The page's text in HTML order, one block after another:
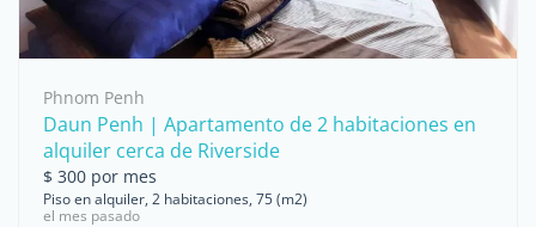
Phnom Penh
Daun Penh | Apartamento de 2 habitaciones en
alquiler cerca de Riverside
$ 300 por mes
Piso en alquiler, 2 habitaciones, 75 (m2)
el mes pasado